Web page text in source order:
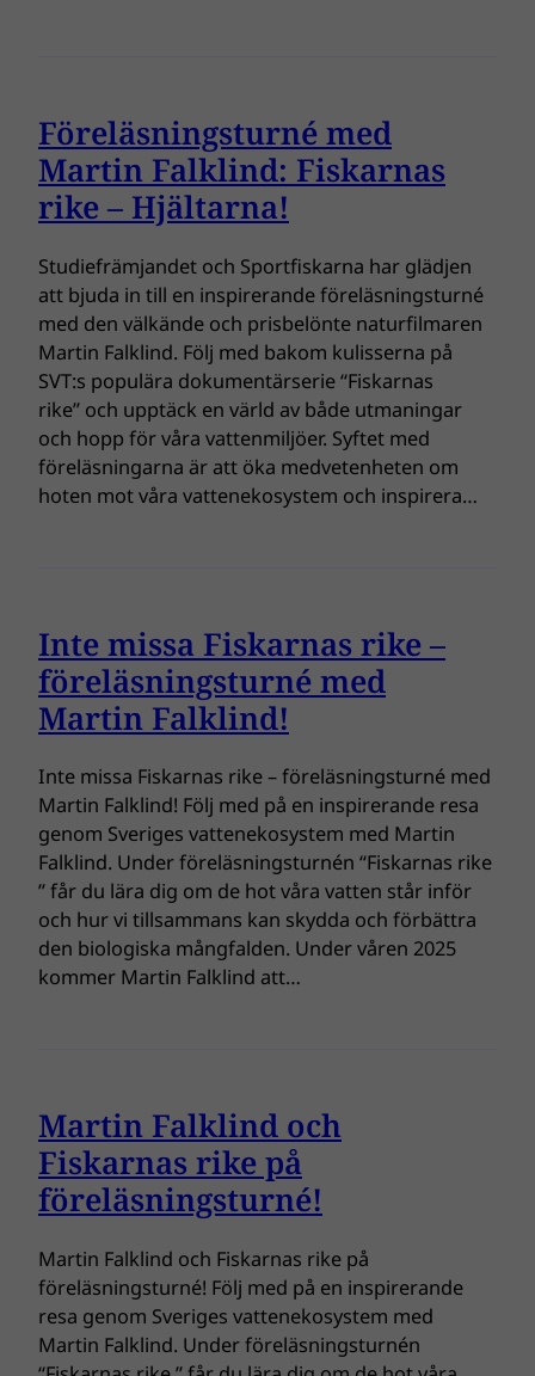
Föreläsningsturné med
Martin Falklind: Fiskarnas
rike – Hjältarna!
Studiefrämjandet och Sportfiskarna har glädjen
att bjuda in till en inspirerande föreläsningsturné
med den välkände och prisbelönte naturfilmaren
Martin Falklind. Följ med bakom kulisserna på
SVT:s populära dokumentärserie “Fiskarnas
rike” och upptäck en värld av både utmaningar
och hopp för våra vattenmiljöer. Syftet med
föreläsningarna är att öka medvetenheten om
hoten mot våra vattenekosystem och inspirera…
Inte missa Fiskarnas rike –
föreläsningsturné med
Martin Falklind!
Inte missa Fiskarnas rike – föreläsningsturné med
Martin Falklind! Följ med på en inspirerande resa
genom Sveriges vattenekosystem med Martin
Falklind. Under föreläsningsturnén “Fiskarnas rike
” får du lära dig om de hot våra vatten står inför
och hur vi tillsammans kan skydda och förbättra
den biologiska mångfalden. Under våren 2025
kommer Martin Falklind att…
Martin Falklind och
Fiskarnas rike på
föreläsningsturné!
Martin Falklind och Fiskarnas rike på
föreläsningsturné! Följ med på en inspirerande
resa genom Sveriges vattenekosystem med
Martin Falklind. Under föreläsningsturnén